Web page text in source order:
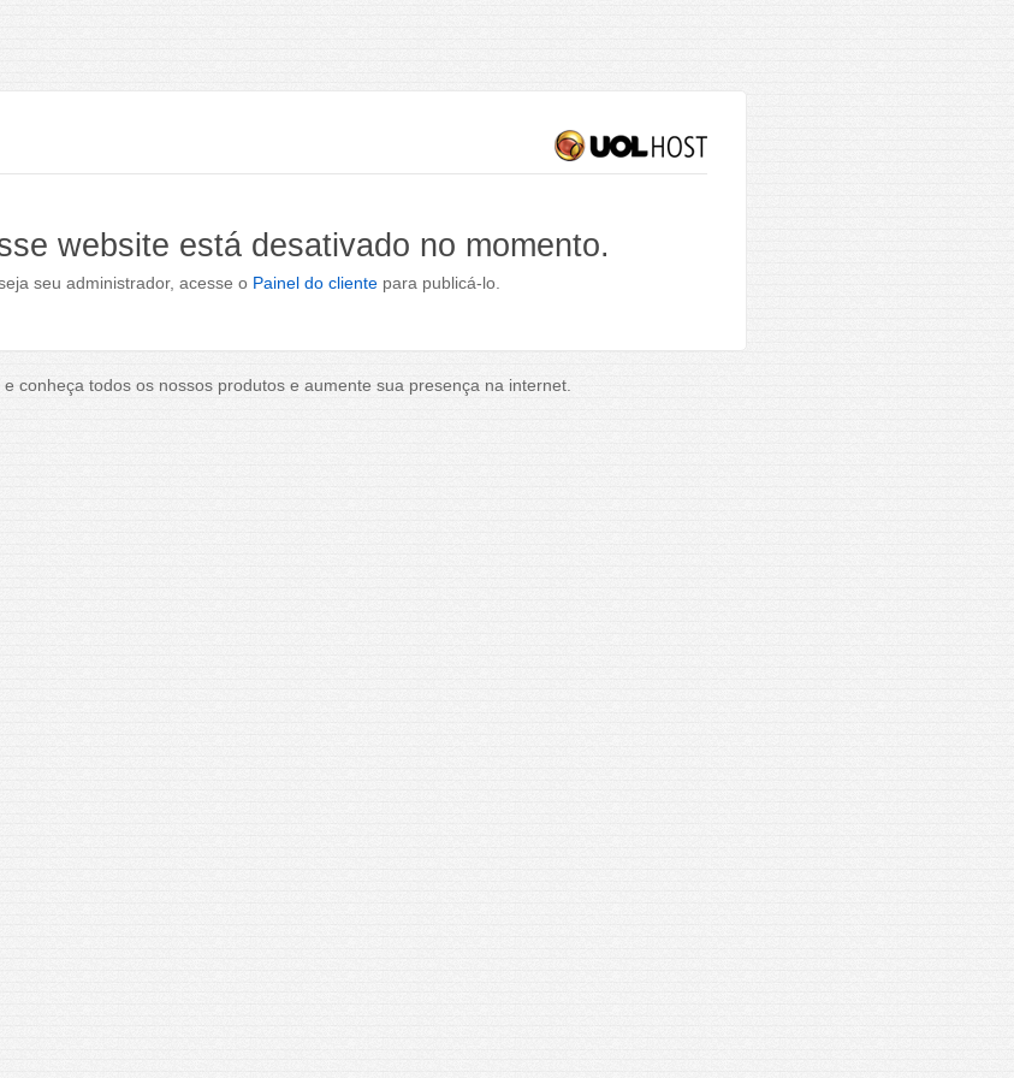
website está desativado no momento.
seu administrador, acesse o Painel do clientepara publicá-lo.
e conheça todos os nossos produtos e aumente sua presença na internet.